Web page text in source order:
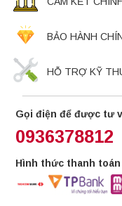
BẢO HÀNH
HỖ TRỢ KỸ
Gọi điện để được tư
0936378812
Hình thức thanh toán